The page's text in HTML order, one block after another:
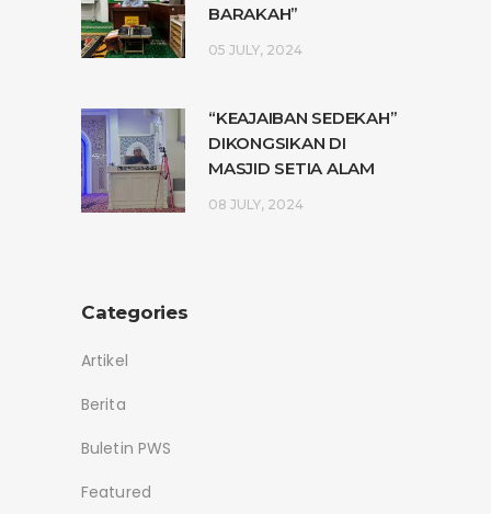
BARAKAH”
05 JULY, 2024
“KEAJAIBAN SEDEKAH”
DIKONGSIKAN DI
MASJID SETIA ALAM
08 JULY, 2024
Categories
Artikel
Berita
Buletin PWS
Featured